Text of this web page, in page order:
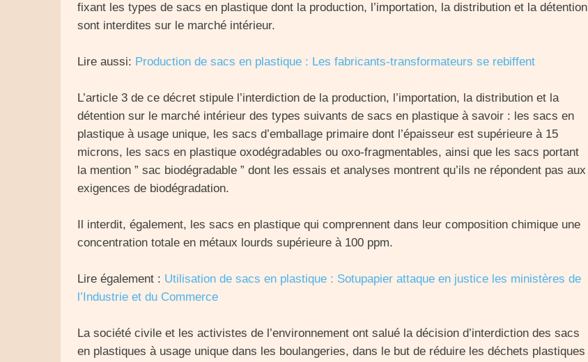
fixant les types de sacs en plastique dont la production, l’importation, la distribution et la détention
sont interdites sur le marché intérieur.
Lire aussi: Production de sacs en plastique : Les fabricants-transformateurs se rebiffent
L’article 3 de ce décret stipule l’interdiction de la production, l’importation, la distribution et la
détention sur le marché intérieur des types suivants de sacs en plastique à savoir : les sacs en
plastique à usage unique, les sacs d’emballage primaire dont l’épaisseur est supérieure à 15
microns, les sacs en plastique oxodégradables ou oxo-fragmentables, ainsi que les sacs portant
la mention ” sac biodégradable ” dont les essais et analyses montrent qu’ils ne répondent pas aux
exigences de biodégradation.
Il interdit, également, les sacs en plastique qui comprennent dans leur composition chimique une
concentration totale en métaux lourds supérieure à 100 ppm.
Lire également : Utilisation de sacs en plastique : Sotupapier attaque en justice les ministères de
l’Industrie et du Commerce
La société civile et les activistes de l’environnement ont salué la décision d’interdiction des sacs
en plastiques à usage unique dans les boulangeries, dans le but de réduire les déchets plastiques